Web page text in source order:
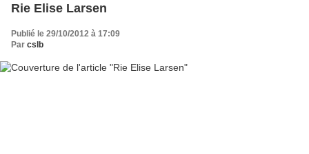
Rie Elise Larsen
Publié le 29/10/2012 à 17:09
Par cslb